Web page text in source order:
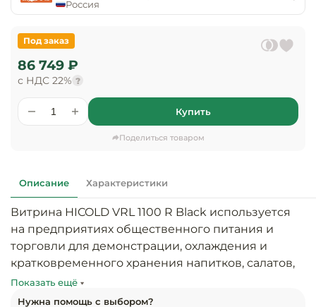
Кофейное
фастфуда
Оснащение
бытового
оборудования
Россия
86 749 ₽
с НДС 22% ?
Под заказ
Купить
Поделиться товаром
Описание Характеристики
Витрина HICOLD VRL 1100 R Black используется
на предприятиях общественного питания и
торговли для демонстрации, охлаждения и
кратковременного хранения напитков, салатов,
десертов и других готовых блюд и
скоропортящихся продуктов.
Показать ещё
Нужна помощь с выбором?